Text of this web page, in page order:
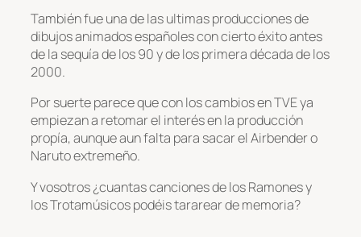
También fue una de las ultimas producciones de
dibujos animados españoles con cierto éxito antes
de la sequía de los 90 y de los primera década de los
2000.
Por suerte parece que con los cambios en TVE ya
empiezan a retomar el interés en la producción
propía, aunque aun falta para sacar el Airbender o
Naruto extremeño.
Y vosotros ¿cuantas canciones de los Ramones y
los Trotamúsicos podéis tararear de memoria?